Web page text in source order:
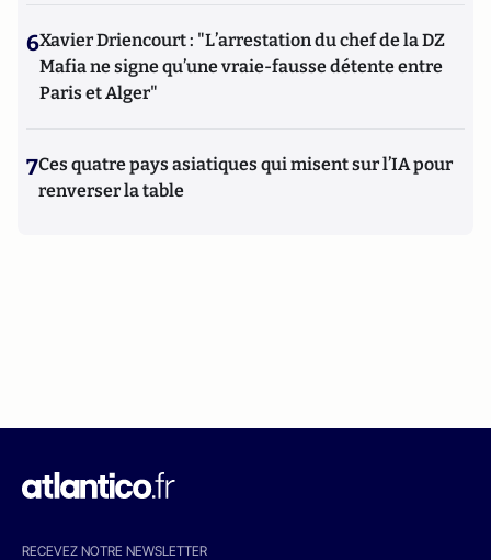
6Xavier Driencourt : "L’arrestation du chef de la DZ
Mafia ne signe qu’une vraie-fausse détente entre
Paris et Alger"
7Ces quatre pays asiatiques qui misent sur l’IA pour
renverser la table
RECEVEZ NOTRE NEWSLETTER